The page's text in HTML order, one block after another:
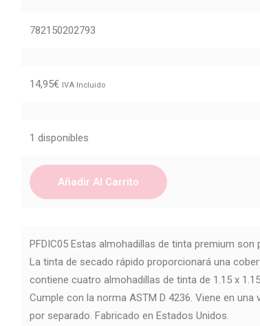
782150202793
14,95€ IVA Incluido
1 disponibles
Añadir Al Carrito
PFDIC05 Estas almohadillas de tinta premium
La tinta de secado rápido proporcionará una
contiene cuatro almohadillas de tinta de 1.15 x
Cumple con la norma ASTM D 4236. Viene en
por separado. Fabricado en Estados Unidos.